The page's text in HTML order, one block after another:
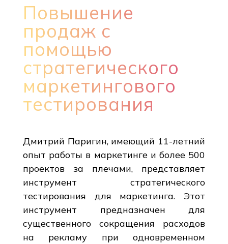
Повышение
продаж с
помощью
стратегического
маркетингового
тестирования
Дмитрий Паригин, имеющий 11-летний
опыт работы в маркетинге и более 500
проектов за плечами, представляет
инструмент стратегического
тестирования для маркетинга. Этот
инструмент предназначен для
существенного сокращения расходов
на рекламу при одновременном